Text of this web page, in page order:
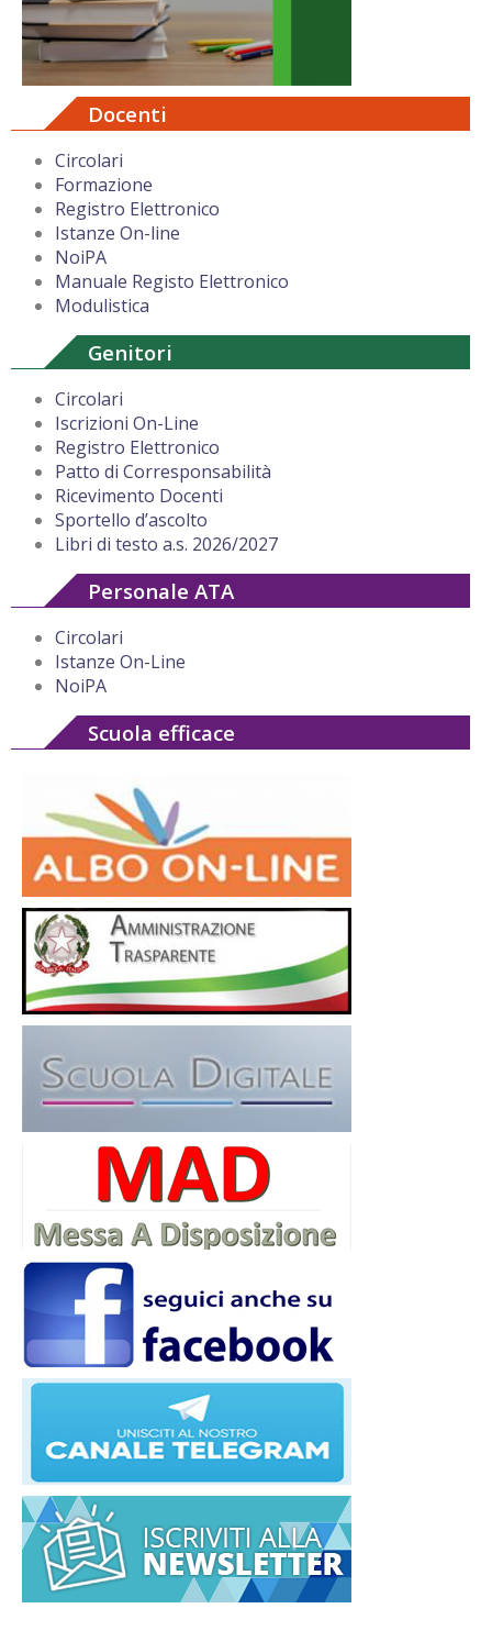
Docenti
Circolari
Formazione
Registro Elettronico
Istanze On-line
NoiPA
Manuale Registo Elettronico
Modulistica
Genitori
Circolari
Iscrizioni On-Line
Registro Elettronico
Patto di Corresponsabilità
Ricevimento Docenti
Sportello d’ascolto
Libri di testo a.s. 2026/2027
Personale ATA
Circolari
Istanze On-Line
NoiPA
Scuola efficace